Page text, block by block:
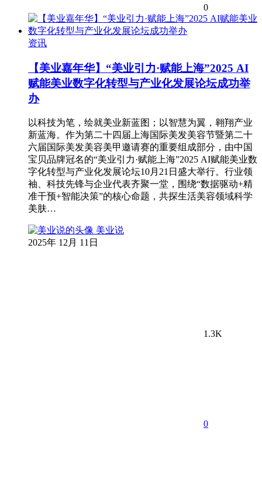
0
资讯
【美业嘉年华】“美业引力·赋能上海”2025 AI
赋能美业数字化转型与产业化发展论坛成功举
办
以科技为笔，绘就美业新蓝图；以智慧为翼，翱翔产业
新蓝海。作为第二十四届上海国际美发美容节暨第二十
六届国际美发美容美甲邀请赛的重要组成部分，由中国
宝贝品牌冠名的“美业引力·赋能上海”2025 AI赋能美业数
字化转型与产业化发展论坛10月21日盛大举行。行业领
袖、科技先锋与企业代表齐聚一堂，围绕“数据驱动+精
准干预+智能决策”的核心命题，共探生活美容领域科学
美肤…
美业说
2025年 12月 11日
1.3K
0